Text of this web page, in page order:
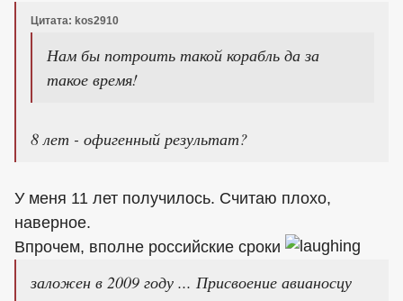
Цитата: kos2910
Нам бы потроить такой корабль да за
такое время!
8 лет - офигенный результат?
У меня 11 лет получилось. Считаю плохо,
наверное.
Впрочем, вполне российские сроки
заложен в 2009 году ... Присвоение авианосцу